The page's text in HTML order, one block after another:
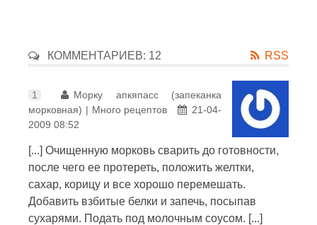
КОММЕНТАРИЕВ: 12 RSS
1
Морку апкяпасс (запеканка
морковная) | Много рецептов
21-04-
2009 08:52
[...] Очищенную морковь сварить до готовности,
после чего ее протереть, положить желтки,
сахар, корицу и все хорошо перемешать.
Добавить взбитые белки и запечь, посыпав
сухарями. Подать под молочным соусом. [...]